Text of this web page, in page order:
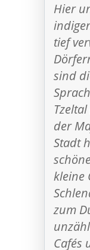
Hier
tief
sind
der
Stadt
kleine
zum
Cafés